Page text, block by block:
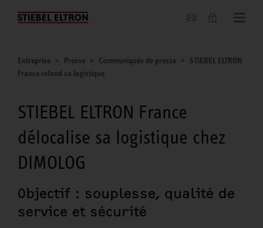
Entreprise
Entreprise Presse Communiqués de presse
STIEBEL ELTRON
France refond sa logistique
STIEBEL ELTRON France
délocalise sa logistique chez
DIMOLOG
Objectif : souplesse, qualité de
service et sécurité